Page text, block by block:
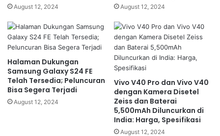
August 12, 2024 August 12, 2024
Halaman Dukungan
Samsung Galaxy S24 FE
Telah Tersedia; Peluncuran
Bisa Segera Terjadi
August 12, 2024
Vivo V40 Pro dan Vivo V40
dengan Kamera Disetel
Zeiss dan Baterai
5,500mAh Diluncurkan di
India: Harga, Spesifikasi
August 12, 2024